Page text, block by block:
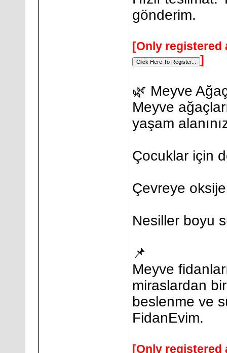
gönderim.
[Only registered
]
🌿 Meyve
Meyve
yaşam
Çocuklar için
Çevreye
Nesiller boyu
📌
Meyve
miraslardan
beslenme ve
FidanEvim.
[Only registered